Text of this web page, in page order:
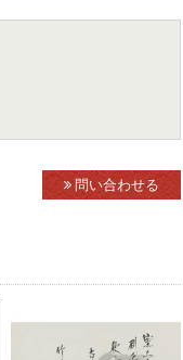
問い合わせる